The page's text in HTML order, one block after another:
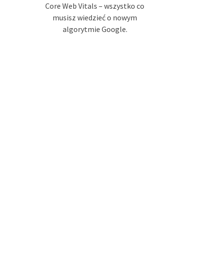
Core Web Vitals – wszystko co
musisz wiedzieć o nowym
algorytmie Google.